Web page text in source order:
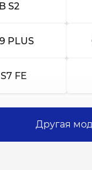
S2
PLUS
FE
Другая